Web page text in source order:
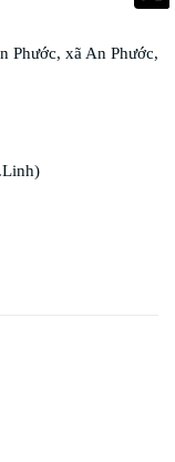
Phước, xã An Phước,